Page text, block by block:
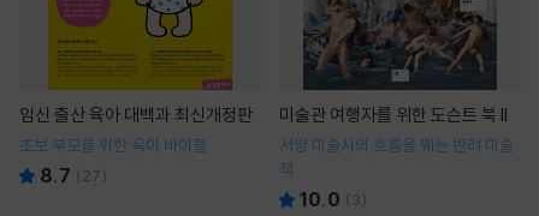
임신 출산 육아 대백과 최신개정판
초보 부모를 위한 육아 바이블
8.7 ( 27)
미술관 여행자를 위한 도슨트 북 II
서양 미술사의 흐름을 꿰는 반려 미술
책
10.0 ( 3)